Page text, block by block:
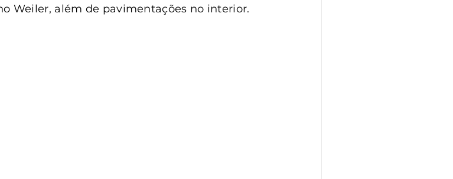
Weiler, além de pavimentações no interior.